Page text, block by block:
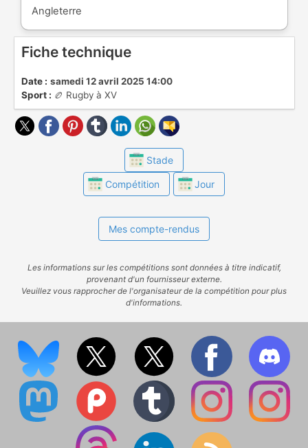
National League 1.
Angleterre
Fiche technique
Date : samedi 12 avril 2025 14:00
Sport : 🏉 Rugby à XV
Stade
Compétition Jour
Mes compte-rendus
Les informations sur les compétitions sont données à titre indicatif,
provenant d'un fournisseur externe.
Veuillez vous rapprocher de l'organisateur de la compétition pour plus
d'informations.